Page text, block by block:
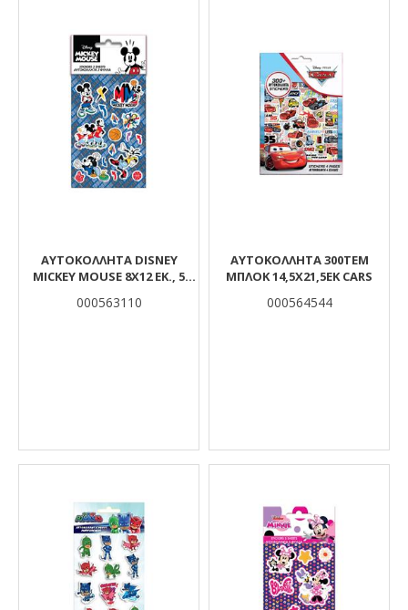
ΑΥΤΟΚΌΛΛΗΤΑ DISNEY
MICKEY MOUSE 8X12 ΕΚ., 5
000563110
ΑΥΤΟΚΟΛΛΗΤΑ 300ΤΕΜ
ΜΠΛΟΚ 14,5Χ21,5ΕΚ CARS
000564544